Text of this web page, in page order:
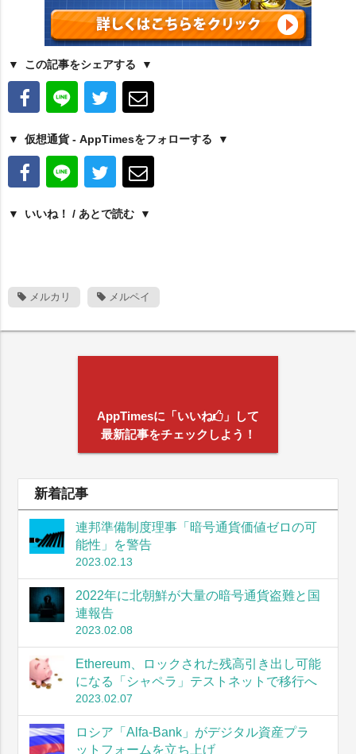
この記事をシェアする
仮想通貨 - AppTimesをフォローする
いいね！ / あとで読む
メルカリ メルペイ
AppTimesに「いいね
」して
最新記事をチェックしよう！
新着記事
連邦準備制度理事「暗号通貨価値ゼロの可
能性」を警告
2023.02.13
2022年に北朝鮮が大量の暗号通貨盗難と国
連報告
2023.02.08
Ethereum、ロックされた残高引き出し可能
になる「シャペラ」テストネットで移行へ
2023.02.07
ロシア「Alfa-Bank」がデジタル資産プラ
ットフォームを立ち上げ